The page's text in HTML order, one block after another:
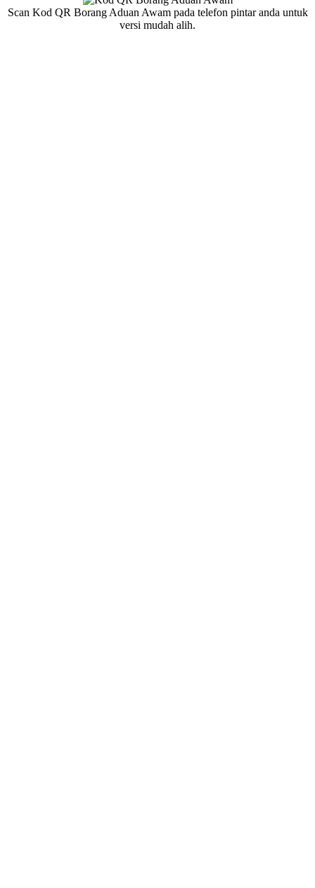
Scan Kod QR Borang Aduan Awam pada telefon pintar anda untuk
versi mudah alih.